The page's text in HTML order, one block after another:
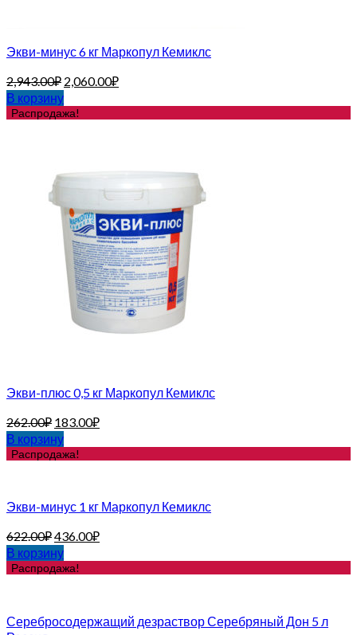
Экви-минус 6 кг Маркопул Кемиклс
2,943.00₽ 2,060.00₽
В корзину
Распродажа!
Экви-плюс 0,5 кг Маркопул Кемиклс
262.00₽ 183.00₽
В корзину
Распродажа!
Экви-минус 1 кг Маркопул Кемиклс
622.00₽436.00₽
В корзину
Распродажа!
Серебросодержащий дезраствор Серебряный Дон 5 л